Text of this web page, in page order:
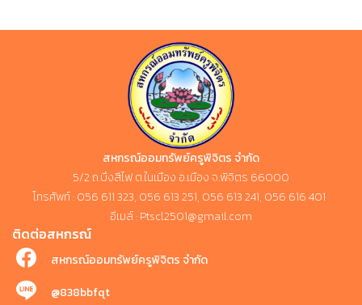
สหกรณ์ออมทรัพย์ครูพิจิตร จำกัด
5/2 ถ.บึงสีไฟ ต.ในเมือง อ.เมือง จ.พิจิตร 66000
โทรศัพท์ : 056 611 323, 056 613 251, 056 613 241, 056 616 401
อีเมล์ : Ptscl2501@gmail.com
ติดต่อสหกรณ์
สหกรณ์ออมทรัพย์ครูพิจิตร จำกัด
@838bbfqt